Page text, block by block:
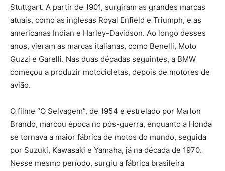
Stuttgart. A partir de 1901, surgiram as grandes marcas
atuais, como as inglesas Royal Enfield e Triumph, e as
americanas Indian e Harley-Davidson. Ao longo desses
anos, vieram as marcas italianas, como Benelli, Moto
Guzzi e Garelli. Nas duas décadas seguintes, a BMW
começou a produzir motocicletas, depois de motores de
avião.
O filme “O Selvagem”, de 1954 e estrelado por Marlon
Brando, marcou época no pós-guerra, enquanto a Honda
se tornava a maior fábrica de motos do mundo, seguida
por Suzuki, Kawasaki e Yamaha, já na década de 1970.
Nesse mesmo período, surgiu a fábrica brasileira